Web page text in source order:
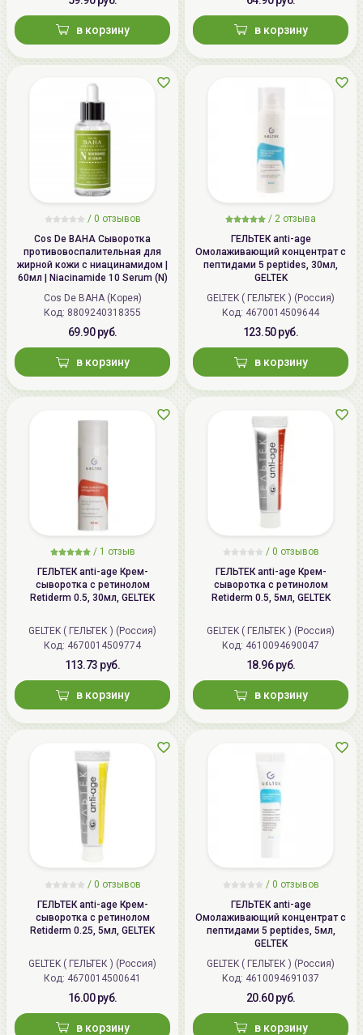
в корзину в корзину
/ 0 отзывов
Cos De BAHA Сыворотка
противовоспалительная для
жирной кожи с ниацинамидом |
60мл | Niacinamide 10 Serum (N)
Cos De BAHA (Корея)
Код: 8809240318355
69.90 руб.
в корзину
/ 2 отзыва
ГЕЛЬТЕК anti-age
Омолаживающий концентрат с
пептидами 5 peptides, 30мл,
GELTEK
GELTEK ( ГЕЛЬТЕК ) (Россия)
Код: 4670014509644
123.50 руб.
в корзину
/ 1 отзыв
ГЕЛЬТЕК anti-age Крем-
сыворотка с ретинолом
Retiderm 0.5, 30мл, GELTEK
GELTEK ( ГЕЛЬТЕК ) (Россия)
Код: 4670014509774
113.73 руб.
в корзину
/ 0 отзывов
ГЕЛЬТЕК anti-age Крем-
сыворотка с ретинолом
Retiderm 0.5, 5мл, GELTEK
GELTEK ( ГЕЛЬТЕК ) (Россия)
Код: 4610094690047
18.96 руб.
в корзину
/ 0 отзывов
ГЕЛЬТЕК anti-age Крем-
сыворотка с ретинолом
Retiderm 0.25, 5мл, GELTEK
GELTEK ( ГЕЛЬТЕК ) (Россия)
Код: 4670014500641
16.00 руб.
в корзину
/ 0 отзывов
ГЕЛЬТЕК anti-age
Омолаживающий концентрат с
пептидами 5 peptides, 5мл,
GELTEK
GELTEK ( ГЕЛЬТЕК ) (Россия)
Код: 4610094691037
20.60 руб.
в корзину